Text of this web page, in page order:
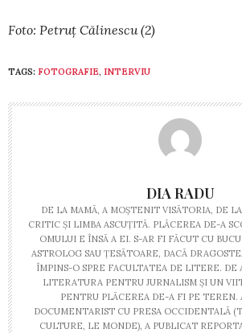
Foto: Petruț Călinescu (2)
TAGS: FOTOGRAFIE, INTERVIU
DIA RADU
DE LA MAMĂ, A MOȘTENIT VISĂTORIA, DE
CRITIC ȘI LIMBA ASCUȚITĂ. PLĂCEREA DE-A
OMULUI E ÎNSĂ A EI. S-AR FI FĂCUT CU
ASTROLOG SAU ȚESĂTOARE, DACĂ
ÎMPINS-O SPRE FACULTATEA DE LITERE. DE
LITERATURA PENTRU JURNALISM ȘI UN
PENTRU PLĂCEREA DE-A FI PE TEREN.
DOCUMENTARIST CU PRESA OCCIDENTALĂ
CULTURE, LE MONDE), A PUBLICAT